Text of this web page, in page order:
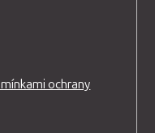
ochrany